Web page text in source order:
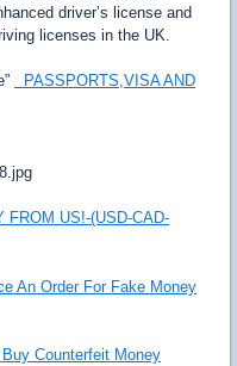
driver’s license and
licenses in the UK.
PASSPORTS,VISA AND
FROM US!-(USD-CAD-
An Order For Fake Money
Counterfeit Money